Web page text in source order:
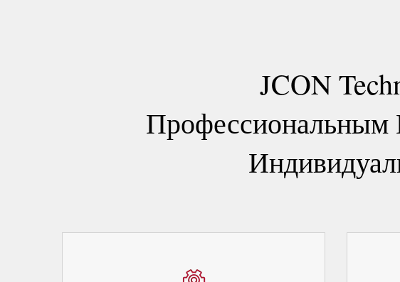
JCON
Профессиональным